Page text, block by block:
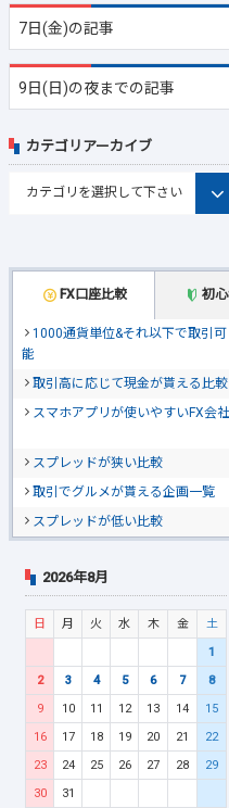
7日(金)の記事
9日(日)の夜までの記事
FX口座比較 初
1000通貨単位&それ以下で取引可
能
取引高に応じて現金が貰える比較
スマホアプリが使いやすいFX会社
スプレッドが狭い比較
取引でグルメが貰える企画一覧
スプレッドが低い比較
カテゴリアーカイブ
2026年8月
日 月 火 水 木 金
土
1
2
3 4 5 6 7
8
9
10 11 12 13 14
15
16
17 18 19 20 21
22
23
24 25 26 27 28
29
30
31